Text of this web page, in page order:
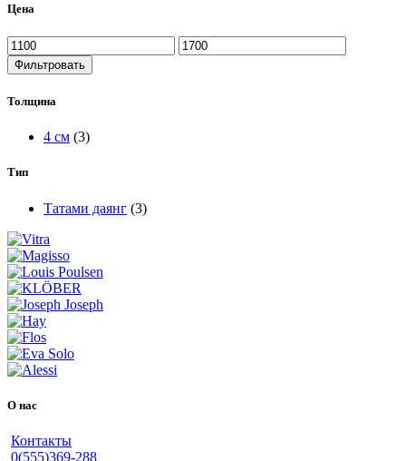
Цена
Фильтровать
Толщина
4 см (3)
Тип
Татами даянг (3)
О нас
Контакты
0(555)369-288